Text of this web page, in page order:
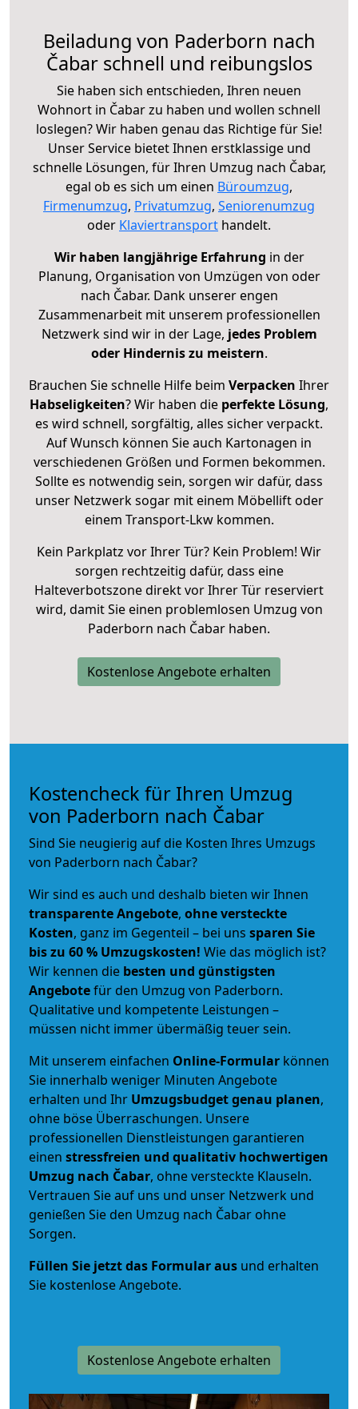
Beiladung von Paderborn nach
Čabar schnell und reibungslos
Sie haben sich entschieden, Ihren neuen
Wohnort in Čabar zu haben und wollen schnell
loslegen? Wir haben genau das Richtige für Sie!
Unser Service bietet Ihnen erstklassige und
schnelle Lösungen, für Ihren Umzug nach Čabar,
egal ob es sich um einen Büroumzug,
Firmenumzug, Privatumzug, Seniorenumzug
oder Klaviertransport handelt.
Wir haben langjährige Erfahrung in der
Planung, Organisation von Umzügen von oder
nach Čabar. Dank unserer engen
Zusammenarbeit mit unserem professionellen
Netzwerk sind wir in der Lage, jedes Problem
oder Hindernis zu meistern.
Brauchen Sie schnelle Hilfe beim Verpacken Ihrer
Habseligkeiten? Wir haben die perfekte Lösung,
es wird schnell, sorgfältig, alles sicher verpackt.
Auf Wunsch können Sie auch Kartonagen in
verschiedenen Größen und Formen bekommen.
Sollte es notwendig sein, sorgen wir dafür, dass
unser Netzwerk sogar mit einem Möbellift oder
einem Transport-Lkw kommen.
Kein Parkplatz vor Ihrer Tür? Kein Problem! Wir
sorgen rechtzeitig dafür, dass eine
Halteverbotszone direkt vor Ihrer Tür reserviert
wird, damit Sie einen problemlosen Umzug von
Paderborn nach Čabar haben.
Kostenlose Angebote erhalten
Kostencheck für Ihren Umzug
von Paderborn nach Čabar
Sind Sie neugierig auf die Kosten Ihres Umzugs
von Paderborn nach Čabar?
Wir sind es auch und deshalb bieten wir Ihnen
transparente Angebote, ohne versteckte
Kosten, ganz im Gegenteil – bei uns sparen Sie
bis zu 60 % Umzugskosten! Wie das möglich ist?
Wir kennen die besten und günstigsten
Angebotefür den Umzug von Paderborn.
Qualitative und kompetente Leistungen –
müssen nicht immer übermäßig teuer sein.
Mit unserem einfachen Online-Formular können
Sie innerhalb weniger Minuten Angebote
erhalten und Ihr Umzugsbudgetgenau planen,
ohne böse Überraschungen. Unsere
professionellen Dienstleistungen garantieren
einen stressfreien und qualitativ hochwertigen
Umzug nach Čabar, ohne versteckte Klauseln.
Vertrauen Sie auf uns und unser Netzwerk und
genießen Sie den Umzug nach Čabar ohne
Sorgen.
Füllen Sie jetzt das Formular aus und erhalten
Sie kostenlose Angebote.
Kostenlose Angebote erhalten